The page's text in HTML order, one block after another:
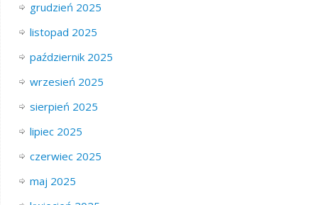
grudzień 2025
listopad 2025
październik 2025
wrzesień 2025
sierpień 2025
lipiec 2025
czerwiec 2025
maj 2025